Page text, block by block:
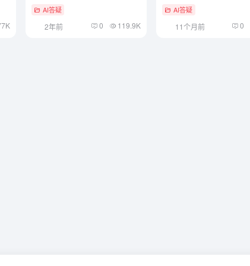
AI答疑
2年前 0 119.9K
AI答疑
11个月前 0